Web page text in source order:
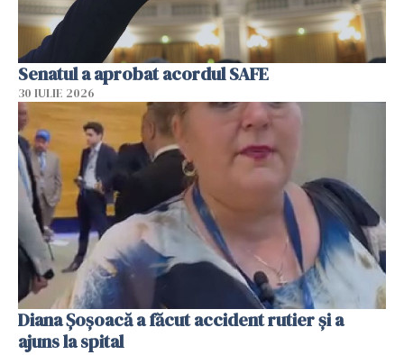
Senatul a aprobat acordul SAFE
30 IULIE 2026
Diana Șoșoacă a făcut accident rutier și a
ajuns la spital